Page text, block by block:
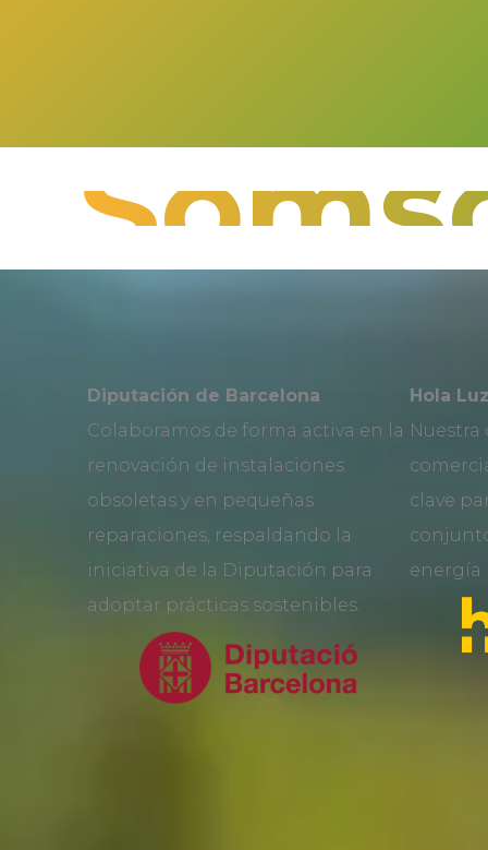
Diputación de Barcelona
Colaboramos de forma activa en la
renovación de instalaciones
obsoletas y en pequeñas
reparaciones, respaldando la
iniciativa de la Diputación para
adoptar prácticas sostenibles.
Hola Luz
Nuestra
clave
energía